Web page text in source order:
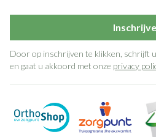
Door op inschrijven te klikken, schrijft
en gaat u akkoord met onze privacy